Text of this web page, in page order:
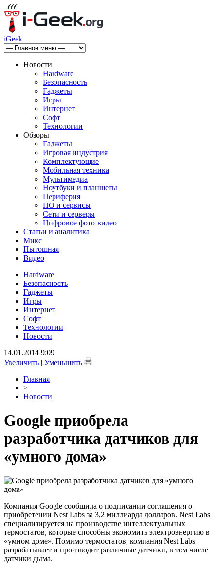
iGeek
Новости
Hardware
Безопасность
Гаджеты
Игры
Интернет
Софт
Технологии
Обзоры
Гаджеты
Игровая индустрия
Комплектующие
Мобильная техника
Мультимедиа
Ноутбуки и планшеты
Периферия
ПО и сервисы
Сети и серверы
Цифровое фото-видео
Статьи и аналитика
Микс
Пытошная
Видео
Hardware
Безопасность
Гаджеты
Игры
Интернет
Софт
Технологии
Новости
14.01.2014 9:09
Увеличить | Уменьшить
Главная
>
Новости
Google приобрела
разработчика датчиков для
«умного дома»
Компания Google сообщила о подписании соглашения о
приобретении Nest Labs за 3,2 миллиарда долларов. Nest Labs
специализируется на производстве интеллектуальных
термостатов, которые способны экономить электроэнергию в
«умном доме». Помимо термостатов, компания Nest Labs
разрабатывает и производит различные датчики, в том числе
датчики дыма.